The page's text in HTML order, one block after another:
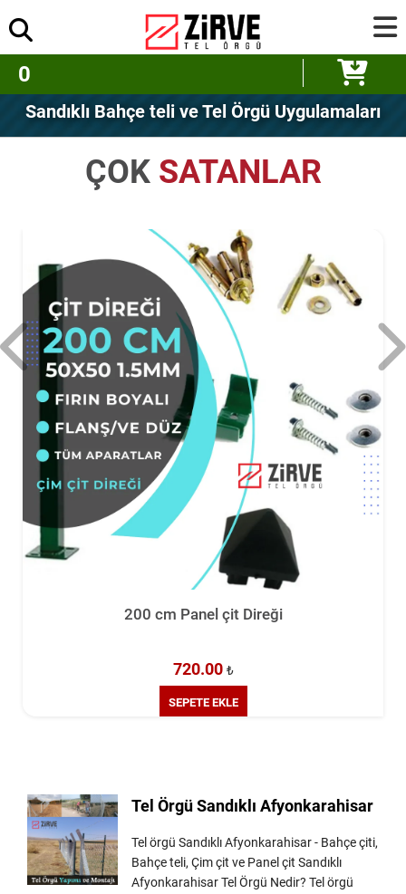
0
Sandıklı Bahçe teli ve Tel Örgü Uygulamaları
ÇOK SATANLAR
200 cm Panel çit Direği
Tel Örgü Sandıklı Afyonkarahisar
Tel örgü Sandıklı Afyonkarahisar - Bahçe çiti,
Bahçe teli, Çim çit ve Panel çit Sandıklı
Afyonkarahisar Tel Örgü Nedir? Tel örgü